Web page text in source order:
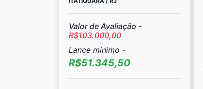
Valor de Avaliação -
R$103.000,00
Lance mínimo -
R$51.345,50